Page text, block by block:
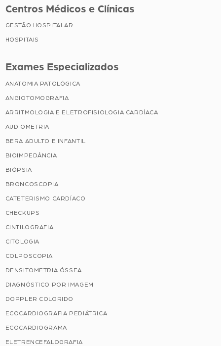
Centros Médicos e Clínicas
GESTÃO HOSPITALAR
HOSPITAIS
Exames Especializados
ANATOMIA PATOLÓGICA
ANGIOTOMOGRAFIA
ARRITMOLOGIA E ELETROFISIOLOGIA CARDÍACA
AUDIOMETRIA
BERA ADULTO E INFANTIL
BIOIMPEDÂNCIA
BIÓPSIA
BRONCOSCOPIA
CATETERISMO CARDÍACO
CHECKUPS
CINTILOGRAFIA
CITOLOGIA
COLPOSCOPIA
DENSITOMETRIA ÓSSEA
DIAGNÓSTICO POR IMAGEM
DOPPLER COLORIDO
ECOCARDIOGRAFIA PEDIÁTRICA
ECOCARDIOGRAMA
ELETRENCEFALOGRAFIA